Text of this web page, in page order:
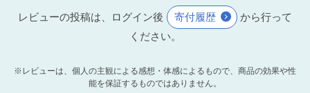
レビューの投稿は、ログイン後 寄付履歴
から行って
ください。
※レビューは、個人の主観による感想・体感によるもので、商品の効果や性
能を保証するものではありません。